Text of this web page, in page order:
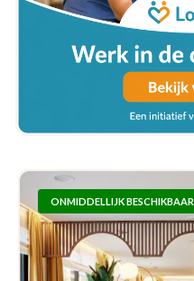
ONMIDDELLIJK BESCHIKBAAR